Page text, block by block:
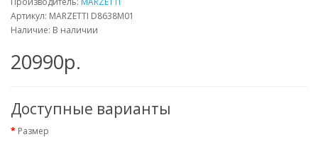
Артикул: MARZETTI D8638M01
Наличие: В наличии
20990р.
Доступные варианты
Размер